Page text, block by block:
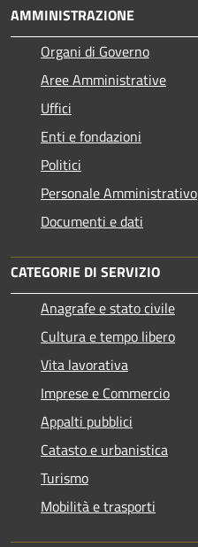
AMMINISTRAZIONE
Organi di Governo
Aree Amministrative
Uffici
Enti e fondazioni
Politici
Personale Amministrativo
Documenti e dati
CATEGORIE DI SERVIZIO
Anagrafe e stato civile
Cultura e tempo libero
Vita lavorativa
Imprese e Commercio
Appalti pubblici
Catasto e urbanistica
Turismo
Mobilità e trasporti